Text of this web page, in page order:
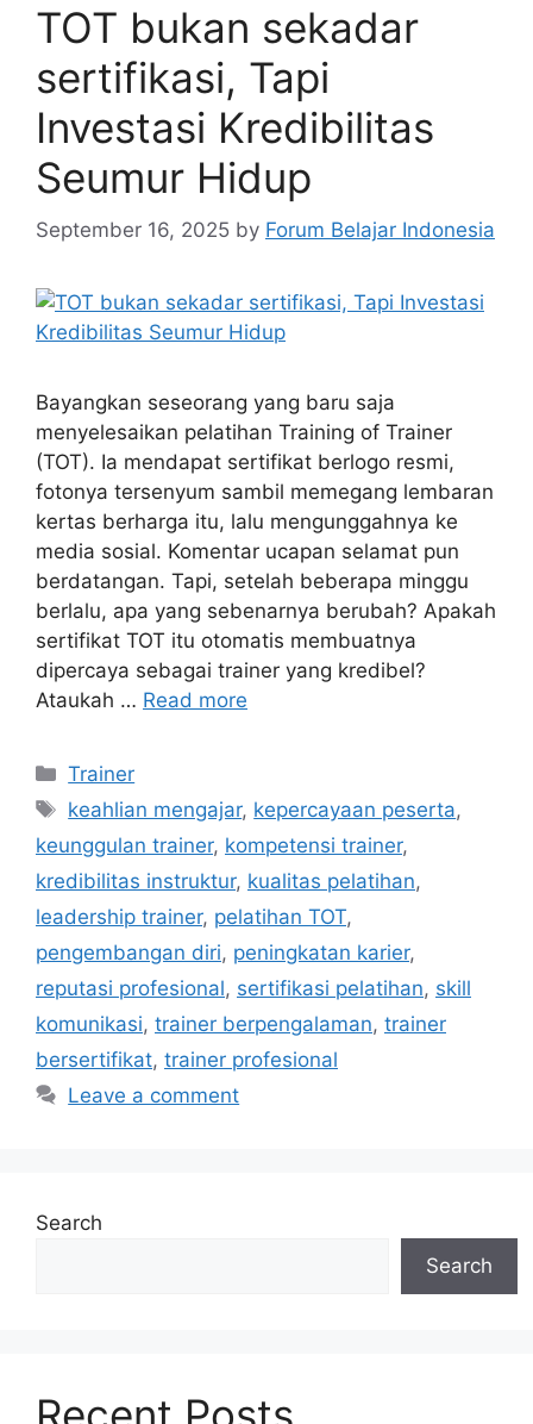
TOT bukan sekadar
sertifikasi, Tapi
Investasi Kredibilitas
Seumur Hidup
September 16, 2025 by Forum Belajar Indonesia
Bayangkan seseorang yang baru saja
menyelesaikan pelatihan Training of Trainer
(TOT). Ia mendapat sertifikat berlogo resmi,
fotonya tersenyum sambil memegang lembaran
kertas berharga itu, lalu mengunggahnya ke
media sosial. Komentar ucapan selamat pun
berdatangan. Tapi, setelah beberapa minggu
berlalu, apa yang sebenarnya berubah? Apakah
sertifikat TOT itu otomatis membuatnya
dipercaya sebagai trainer yang kredibel?
Ataukah … Read more
Trainer
keahlian mengajar, kepercayaan peserta,
keunggulan trainer, kompetensi trainer,
kredibilitas instruktur, kualitas pelatihan,
leadership trainer, pelatihan TOT,
pengembangan diri, peningkatan karier,
reputasi profesional, sertifikasi pelatihan, skill
komunikasi, trainer berpengalaman, trainer
bersertifikat, trainer profesional
Leave a comment
Search
Search